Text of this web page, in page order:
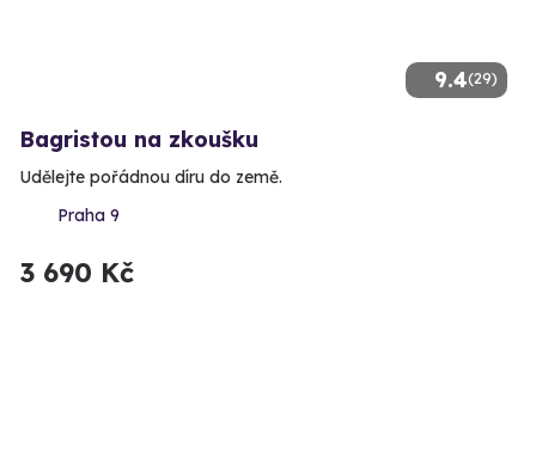
9.4(29)
Bagristou na zkoušku
Udělejte pořádnou díru do země.
Praha 9
3 690 Kč